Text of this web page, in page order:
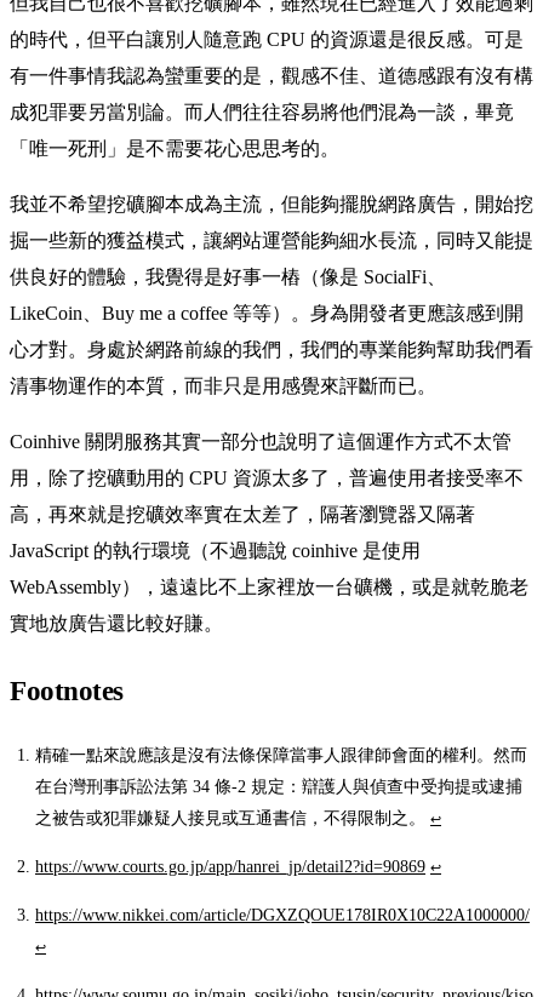
的時代，但平白讓別人隨意跑 CPU 的資源還是很反感。可是
有一件事情我認為蠻重要的是，觀感不佳、道德感跟有沒有構
成犯罪要另當別論。而人們往往容易將他們混為一談，畢竟
「唯一死刑」是不需要花心思思考的。
我並不希望挖礦腳本成為主流，但能夠擺脫網路廣告，開始挖
掘一些新的獲益模式，讓網站運營能夠細水長流，同時又能提
供良好的體驗，我覺得是好事一樁（像是 SocialFi、
LikeCoin、Buy me a coffee 等等）。身為開發者更應該感到開
心才對。身處於網路前線的我們，我們的專業能夠幫助我們看
清事物運作的本質，而非只是用感覺來評斷而已。
Coinhive 關閉服務其實一部分也說明了這個運作方式不太管
用，除了挖礦動用的 CPU 資源太多了，普遍使用者接受率不
高，再來就是挖礦效率實在太差了，隔著瀏覽器又隔著
JavaScript 的執行環境（不過聽說 coinhive 是使用
WebAssembly），遠遠比不上家裡放一台礦機，或是就乾脆老
實地放廣告還比較好賺。
Footnotes
精確一點來說應該是沒有法條保障當事人跟律師會面的權利。然而
在台灣刑事訴訟法第 34 條-2 規定：辯護人與偵查中受拘提或逮捕
之被告或犯罪嫌疑人接見或互通書信，不得限制之。
↩
https://www.courts.go.jp/app/hanrei_jp/detail2?id=90869 ↩
https://www.nikkei.com/article/DGXZQOUE178IR0X10C22A1000000/
↩